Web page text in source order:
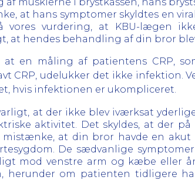
at hans symptomer skyldtes en
vores vurdering, at KBU-lægen
at hendes behandling af din bror
at en måling af patientens CRP,
CRP, udelukker det ikke infektion.
hvis infektionen er ukompliceret.
at der ikke blev iværksat
aktivitet. Det skyldes, at der
at din bror havde en akut
De sædvanlige
mod venstre arm og kæbe eller
herunder om patienten tidligere